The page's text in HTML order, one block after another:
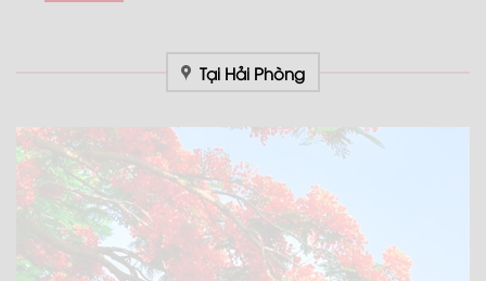
Tại Hải Phòng